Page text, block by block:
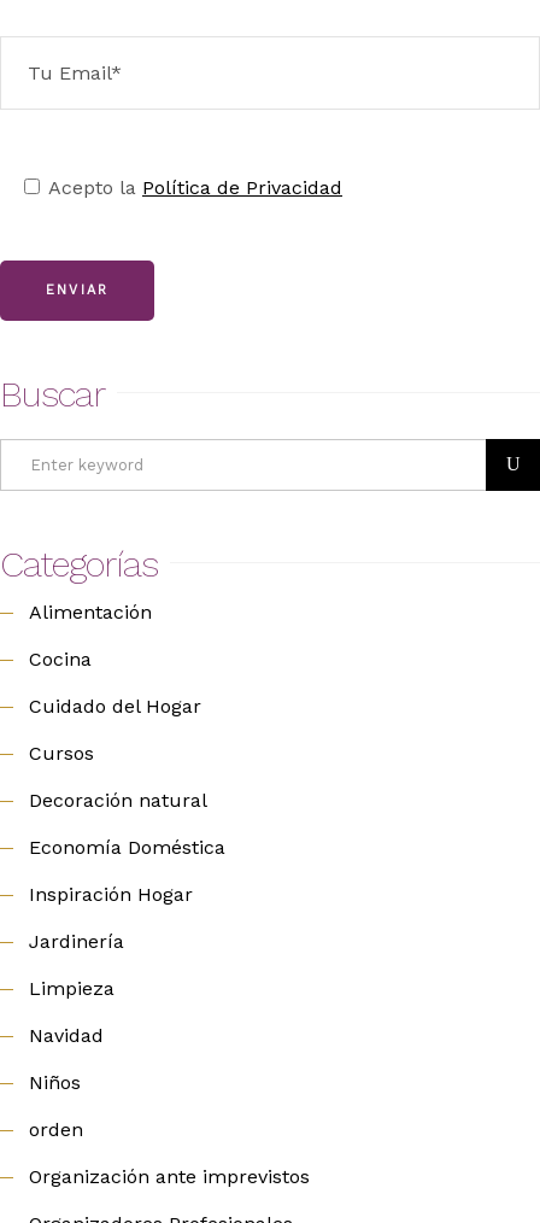
Acepto la Política de Privacidad
ENVIAR
Buscar
for:
Categorías
Alimentación
Cocina
Cuidado del Hogar
Cursos
Decoración natural
Economía Doméstica
Inspiración Hogar
Jardinería
Limpieza
Navidad
Niños
orden
Organización ante imprevistos